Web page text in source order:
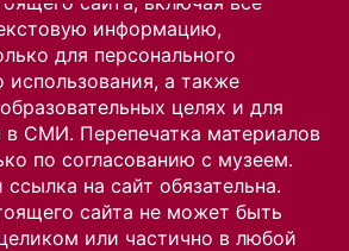
информацию,
для персонального
использования, а также
целях и для
в СМИ. Перепечатка материалов
по согласованию с музеем.
на сайт обязательна.
сайта не может быть
или частично в любой